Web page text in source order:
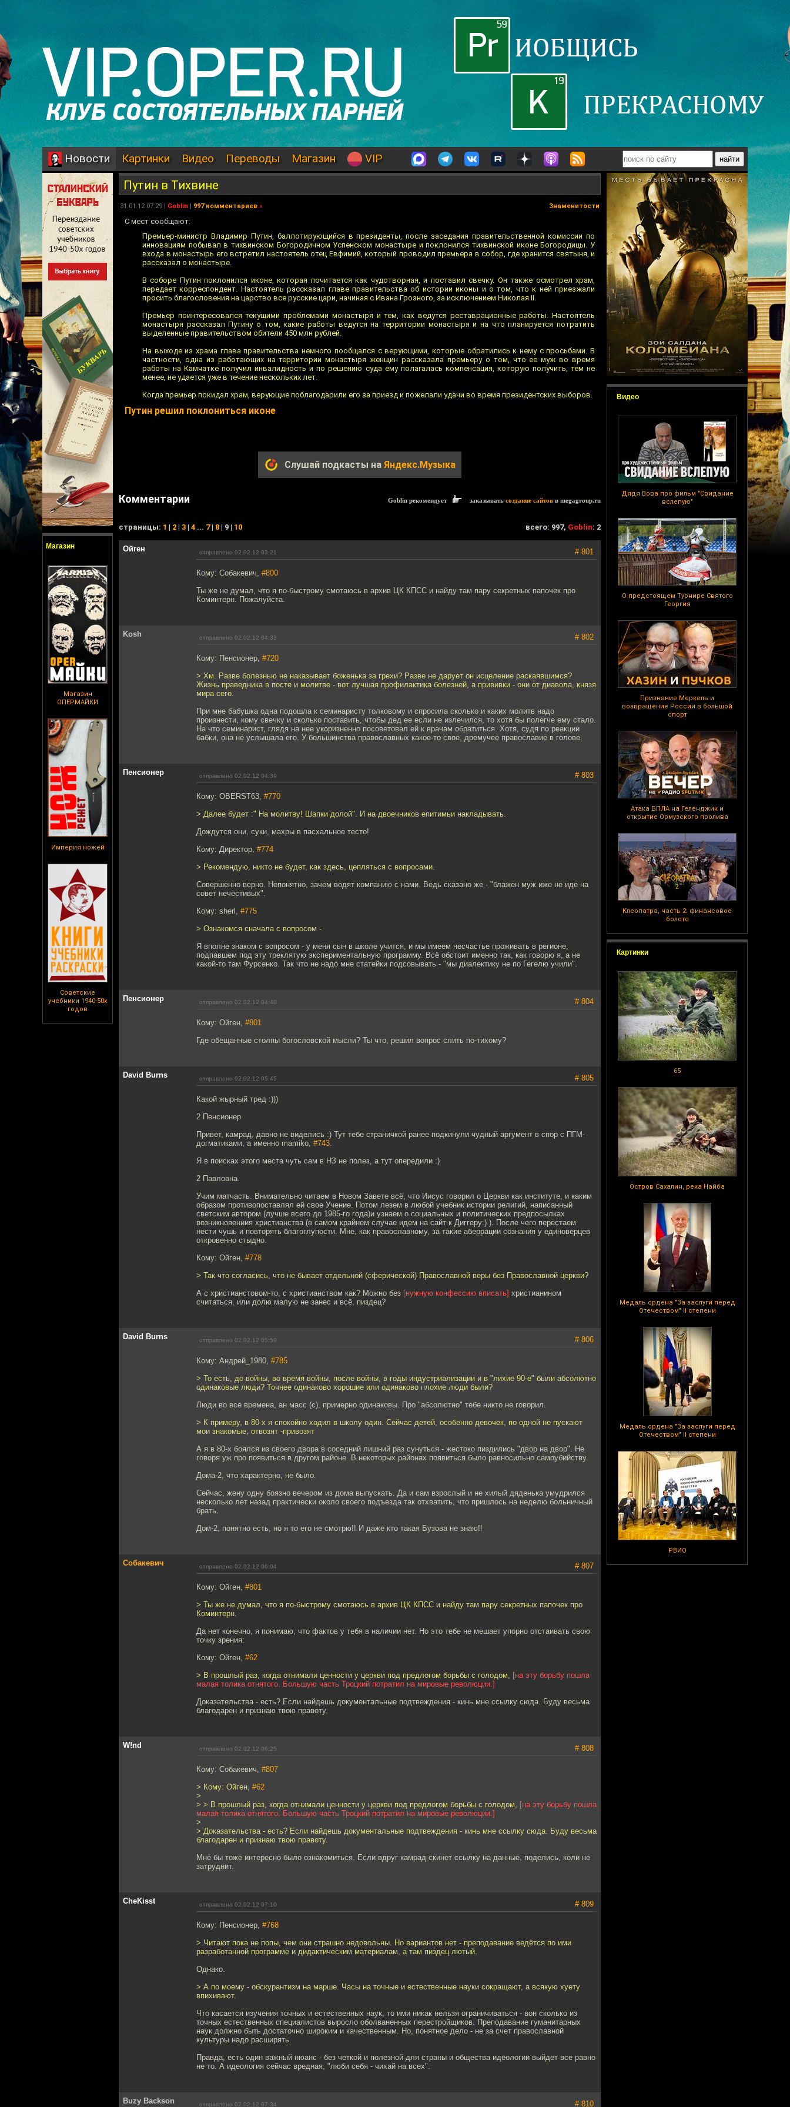
Новости Картинки Видео Переводы Магазин VIP
Магазин
Магазин
ОПЕРМАЙКИ
Империя ножей
Советские
учебники 1940-50х
годов
Видео
Дядя Вова про фильм "Свидание
вслепую"
О предстоящем Турнире Святого
Георгия
Признание Меркель и
возвращение России в большой
спорт
Атака БПЛА на Геленджик и
открытие Ормузского пролива
Клеопатра, часть 2: финансовое
болото
Картинки
65
Остров Сахалин, река Найба
Медаль ордена "За заслуги перед
Отечеством" II степени
Медаль ордена "За заслуги перед
Отечеством" II степени
РВИО
Путин в Тихвине
31.01.12 07:29 | Goblin | 997 комментариев » Знаменитости
C мест сообщают:
Премьер-министр Владимир Путин, баллотирующийся в президенты, после заседания правительственной комиссии по
инновациям побывал в тихвинском Богородичном Успенском монастыре и поклонился тихвинской иконе Богородицы. У
входа в монастырь его встретил настоятель отец Евфимий, который проводил премьера в собор, где хранится святыня, и
рассказал о монастыре.
В соборе Путин поклонился иконе, которая почитается как чудотворная, и поставил свечку. Он также осмотрел храм,
передает корреспондент. Настоятель рассказал главе правительства об истории иконы и о том, что к ней приезжали
просить благословения на царство все русские цари, начиная с Ивана Грозного, за исключением Николая II.
Премьер поинтересовался текущими проблемами монастыря и тем, как ведутся реставрационные работы. Настоятель
монастыря рассказал Путину о том, какие работы ведутся на территории монастыря и на что планируется потратить
выделенные правительством обители 450 млн рублей.
На выходе из храма глава правительства немного пообщался с верующими, которые обратились к нему с просьбами. В
частности, одна из работающих на территории монастыря женщин рассказала премьеру о том, что ее муж во время
работы на Камчатке получил инвалидность и по решению суда ему полагалась компенсация, которую получить, тем не
менее, не удается уже в течение нескольких лет.
Когда премьер покидал храм, верующие поблагодарили его за приезд и пожелали удачи во время президентских выборов.
Путин решил поклониться иконе
Слушай подкасты на Яндекс.Музыка
Комментарии Goblin рекомендует заказывать создание сайтов в megagroup.ru
cтраницы: 1 | 2 | 3 | 4 ... 7| 8 | 9 | 10 всего: 997, Goblin: 2
Ойген отправлено 02.02.12 03:21 # 801
Кому: Собакевич, #800
Ты же не думал, что я по-быстрому смотаюсь в архив ЦК КПСС и найду там пару секретных папочек про
Коминтерн. Пожалуйста.
Kosh отправлено 02.02.12 04:33 # 802
Кому: Пенсионер, #720
> Хм. Разве болезнью не наказывает боженька за грехи? Разве не дарует он исцеление раскаявшимся?
Жизнь праведника в посте и молитве - вот лучшая профилактика болезней, а прививки - они от диавола, князя
мира сего.
При мне бабушка одна подошла к семинаристу толковому и спросила сколько и каких молитв надо
произнести, кому свечку и сколько поставить, чтобы дед ее если не излечился, то хотя бы полегче ему стало.
На что семинарист, глядя на нее укоризненно посоветовал ей к врачам обратиться. Хотя, судя по реакции
бабки, она не услышала его. У большинства православных какое-то свое, дремучее православие в голове.
Пенсионер отправлено 02.02.12 04:39 # 803
Кому: OBERST63, #770
> Далее будет :" На молитву! Шапки долой". И на двоечников епитимьи накладывать.
Дождутся они, суки, махры в пасхальное тесто!
Кому: Директор, #774
> Рекомендую, никто не будет, как здесь, цепляться с вопросами.
Совершенно верно. Непонятно, зачем водят компанию с нами. Ведь сказано же - "блажен муж иже не иде на
совет нечестивых".
Кому: sherl, #775
> Ознакомся сначала с вопросом -
Я вполне знаком с вопросом - у меня сын в школе учится, и мы имеем несчастье проживать в регионе,
подпавшем под эту треклятую экспериментальную программу. Всё обстоит именно так, как говорю я, а не
какой-то там Фурсенко. Так что не надо мне статейки подсовывать - "мы диалектику не по Гегелю учили".
Пенсионер отправлено 02.02.12 04:48 # 804
Кому: Ойген, #801
Где обещанные столпы богословской мысли? Ты что, решил вопрос слить по-тихому?
David Burns отправлено 02.02.12 05:45 # 805
Какой жырный тред :)))
2 Пенсионер
Привет, камрад, давно не виделись :) Тут тебе страничкой ранее подкинули чудный аргумент в спор с ПГМ-
догматиками, а именно mamiko, #743.
Я в поисках этого места чуть сам в НЗ не полез, а тут опередили :)
2 Павловна.
Учим матчасть. Внимательно читаем в Новом Завете всё, что Иисус говорил о Церкви как институте, и каким
образом противопоставлял ей свое Учение. Потом лезем в любой учебник истории религий, написанный
светским автором (лучше всего до 1985-го года)и узнаем о социальных и политических предпосылках
возникновениия христианства (в самом крайнем случае идем на сайт к Диггеру:) ). После чего перестаем
нести чушь и повторять благоглупости. Мне, как православному, за такие аберрации сознания у единоверцев
откровенно стыдно.
Кому: Ойген, #778
> Так что согласись, что не бывает отдельной (сферической) Православной веры без Православной церкви?
А с христианстовом-то, с христианством как? Можно без [нужную конфессию вписать] христианином
считаться, или долю малую не занес и всё, пиздец?
David Burns отправлено 02.02.12 05:59 # 806
Кому: Андрей_1980, #785
> То есть, до войны, во время войны, после войны, в годы индустриализации и в "лихие 90-е" были абсолютно
одинаковые люди? Точнее одинаково хорошие или одинаково плохие люди были?
Люди во все времена, ан масс (с), примерно одинаковы. Про "абсолютно" тебе никто не говорил.
> К примеру, в 80-х я спокойно ходил в школу один. Сейчас детей, особенно девочек, по одной не пускают
мои знакомые, отвозят -привозят
А я в 80-х боялся из своего двора в соседний лишний раз сунуться - жестоко пиздились "двор на двор". Не
говоря уж про появиться в другом районе. В некоторых районах появиться было равносильно самоубийству.
Дома-2, что характерно, не было.
Сейчас, жену одну боязно вечером из дома выпускать. Да и сам взрослый и не хилый дяденька умудрился
несколько лет назад практически около своего подъезда так отхватить, что пришлось на неделю больничный
брать.
Дом-2, понятно есть, но я то его не смотрю!! И даже кто такая Бузова не знаю!!
Собакевич отправлено 02.02.12 06:04 # 807
Кому: Ойген, #801
> Ты же не думал, что я по-быстрому смотаюсь в архив ЦК КПСС и найду там пару секретных папочек про
Коминтерн.
Да нет конечно, я понимаю, что фактов у тебя в наличии нет. Но это тебе не мешает упорно отстаивать свою
точку зрения:
Кому: Ойген, #62
> В прошлый раз, когда отнимали ценности у церкви под предлогом борьбы с голодом, [на эту борьбу пошла
малая толика отнятого. Большую часть Троцкий потратил на мировые революции.]
Доказательства - есть? Если найдешь документальные подтвеждения - кинь мне ссылку сюда. Буду весьма
благодарен и признаю твою правоту.
W!nd отправлено 02.02.12 06:25 # 808
Кому: Собакевич, #807
> Кому: Ойген, #62
>
> > В прошлый раз, когда отнимали ценности у церкви под предлогом борьбы с голодом, [на эту борьбу пошла
малая толика отнятого. Большую часть Троцкий потратил на мировые революции.]
>
> Доказательства - есть? Если найдешь документальные подтвеждения - кинь мне ссылку сюда. Буду весьма
благодарен и признаю твою правоту.
Мне бы тоже интересно было ознакомиться. Если вдруг камрад скинет ссылку на данные, поделись, коли не
затруднит.
CheKisst отправлено 02.02.12 07:10 # 809
Кому: Пенсионер, #768
> Читают пока не попы, чем они страшно недовольны. Но вариантов нет - преподавание ведётся по ими
разработанной программе и дидактическим материалам, а там пиздец лютый.
Однако.
> А по моему - обскурантизм на марше. Часы на точные и естественные науки сокращают, а всякую хуету
впихивают.
Что касается изучения точных и естественных наук, то ими никак нельзя ограничиваться - вон сколько из
точных естественных специалистов выросло оболваненных перестройщиков. Преподавание гуманитарных
наук должно быть достаточно широким и качественным. Но, понятное дело - не за счет православной
культуры надо расширять.
Правда, есть один важный нюанс - без четкой и полезной для страны и общества идеологии выйдет все равно
не то. А идеология сейчас вредная, "люби себя - чихай на всех".
Buzy Backson отправлено 02.02.12 07:34 # 810